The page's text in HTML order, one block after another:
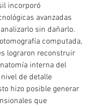
incorporó
avanzadas
sin dañarlo.
computada,
lograron reconstruir
interna del
de detalle
hizo posible generar
que